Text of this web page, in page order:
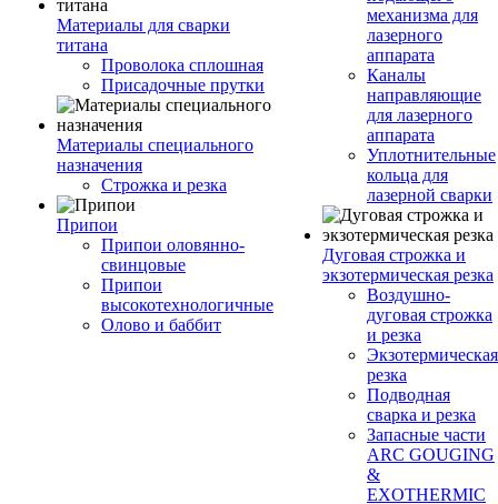
Материалы для сварки
титана
Проволока сплошная
Присадочные прутки
Материалы специального
назначения
Строжка и резка
Припои
Припои оловянно-
свинцовые
Припои
высокотехнологичные
Олово и баббит
механизма для
лазерного
аппарата
Каналы
направляющие
для лазерного
аппарата
Уплотнительные
кольца для
лазерной сварки
Дуговая строжка и
экзотермическая резка
Воздушно-
дуговая строжка
и резка
Экзотермическая
резка
Подводная
сварка и резка
Запасные части
ARC GOUGING
&
EXOTHERMIC